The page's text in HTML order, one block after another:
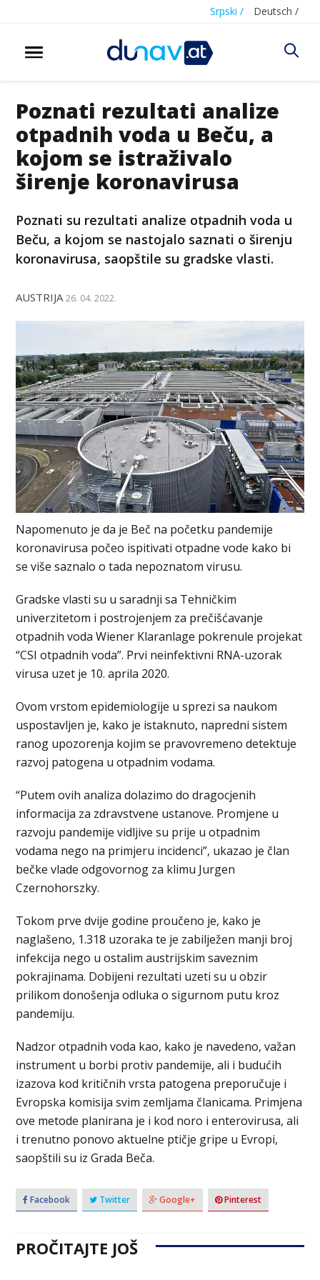
Srpski / Deutsch /
Poznati rezultati analize
otpadnih voda u Beču, a
kojom se istraživalo
širenje koronavirusa
Poznati su rezultati analize otpadnih voda u
Beču, a kojom se nastojalo saznati o širenju
koronavirusa, saopštile su gradske vlasti.
AUSTRIJA 26. 04. 2022.
Napomenuto je da je Beč na početku pandemije
koronavirusa počeo ispitivati otpadne vode kako bi
se više saznalo o tada nepoznatom virusu.
Gradske vlasti su u saradnji sa Tehničkim
univerzitetom i postrojenjem za prečišćavanje
otpadnih voda Wiener Klaranlage pokrenule projekat
“CSI otpadnih voda”. Prvi neinfektivni RNA-uzorak
virusa uzet je 10. aprila 2020.
Ovom vrstom epidemiologije u sprezi sa naukom
uspostavljen je, kako je istaknuto, napredni sistem
ranog upozorenja kojim se pravovremeno detektuje
razvoj patogena u otpadnim vodama.
“Putem ovih analiza dolazimo do dragocjenih
informacija za zdravstvene ustanove. Promjene u
razvoju pandemije vidljive su prije u otpadnim
vodama nego na primjeru incidenci”, ukazao je član
bečke vlade odgovornog za klimu Jurgen
Czernohorszky.
Tokom prve dvije godine proučeno je, kako je
naglašeno, 1.318 uzoraka te je zabilježen manji broj
infekcija nego u ostalim austrijskim saveznim
pokrajinama. Dobijeni rezultati uzeti su u obzir
prilikom donošenja odluka o sigurnom putu kroz
pandemiju.
Nadzor otpadnih voda kao, kako je navedeno, važan
instrument u borbi protiv pandemije, ali i budućih
izazova kod kritičnih vrsta patogena preporučuje i
Evropska komisija svim zemljama članicama. Primjena
ove metode planirana je i kod noro i enterovirusa, ali
i trenutno ponovo aktuelne ptičje gripe u Evropi,
saopštili su iz Grada Beča.
Facebook Twitter Google+ Pinterest
PROČITAJTE JOŠ